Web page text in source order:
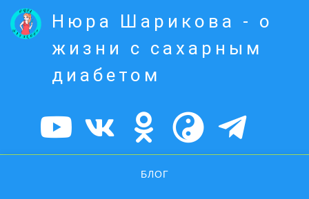
Нюра Шарикова - о
жизни с сахарным
диабетом
БЛОГ